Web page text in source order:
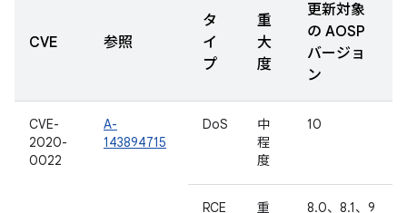
CVE 参照
タ
イ
プ
重
大
度
更新対象
の AOSP
バージョ
ン
CVE-
2020-
0022
A-
143894715
DoS
中
程
度
10
RCE
重
8.0、8.1、9